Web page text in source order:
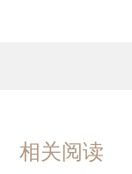
相关阅读